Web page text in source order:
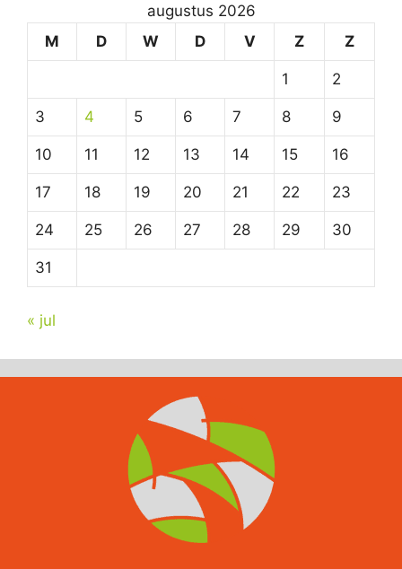
augustus 2026
M
D W D V Z Z
1 2
3 4 5 6 7 8 9
10 11 12 13 14 15 16
17 18 19 20 21 22 23
24 25 26 27 28 29 30
31
« jul